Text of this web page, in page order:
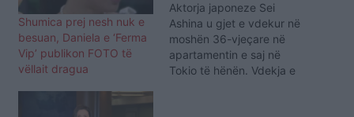
Shumica prej nesh nuk e
besuan, Daniela e ‘Ferma
Vip’ publikon FOTO të
vëllait dragua
Aktorja japoneze Sei
Ashina u gjet e vdekur në
moshën 36-vjeçare në
apartamentin e saj në
Tokio të hënën. Vdekja e